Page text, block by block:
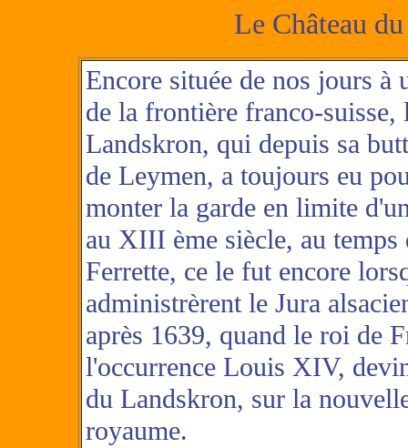
Le Château
Encore située de nos jours à
de la frontière franco-suisse,
Landskron, qui depuis sa
de Leymen, a toujours eu
monter la garde en limite
au XIII ème siècle, au temps
Ferrette, ce le fut encore
administrèrent le Jura
après 1639, quand le roi de
l'occurrence Louis XIV,
du Landskron, sur la
royaume.